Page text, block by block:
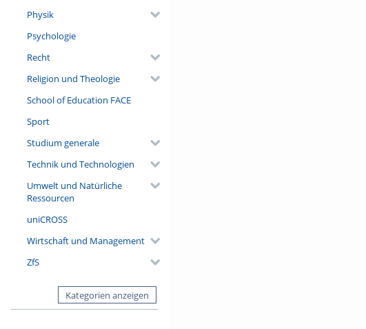
Physik
Psychologie
Recht
Religion und Theologie
School of Education FACE
Sport
Studium generale
Technik und Technologien
Umwelt und Natürliche
Ressourcen
uniCROSS
Wirtschaft und Management
ZfS
Kategorien anzeigen